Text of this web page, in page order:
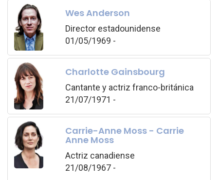
Wes Anderson
Director estadounidense
01/05/1969 -
Charlotte Gainsbourg
Cantante y actriz franco-británica
21/07/1971 -
Carrie-Anne Moss - Carrie
Anne Moss
Actriz canadiense
21/08/1967 -